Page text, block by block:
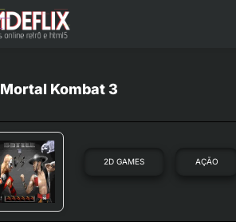
Mortal Kombat 3
2D GAMES AÇÃO